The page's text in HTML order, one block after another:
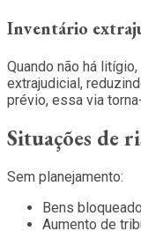
Inventário
Quando não há
extrajudicial,
prévio, essa via
Situações de
Sem planejamento:
Bens
Aumento de